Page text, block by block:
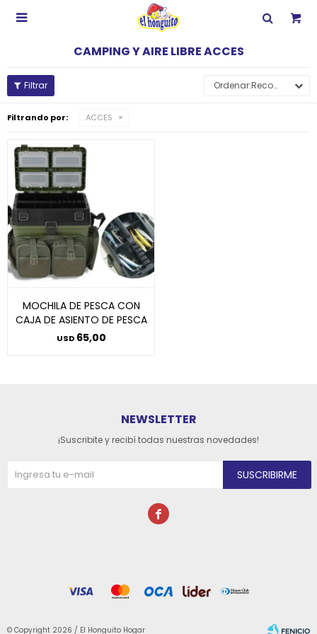

CAMPING Y AIRE LIBRE ACCES
Recomendados
Filtrando por: ACCES
MOCHILA DE PESCA CON
CAJA DE ASIENTO DE PESCA
USD 65,00
NEWSLETTER
¡Suscribite y recibí todas nuestras novedades!
SUSCRIBIRME

© Copyright 2026 / El Honguito Hogar